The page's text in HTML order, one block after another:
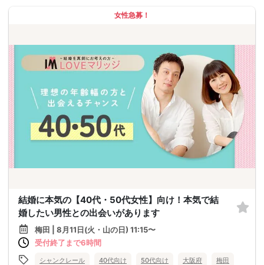
女性急募！
結婚に本気の【40代・50代女性】向け！本気で結
婚したい男性との出会いがあります
梅田 | 8月11日(火・山の日) 11:15〜
受付終了まで6時間
シャンクレール 40代向け 50代向け 大阪府 梅田